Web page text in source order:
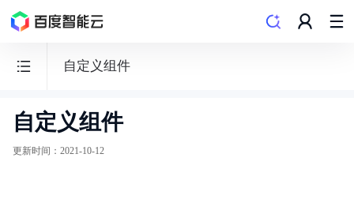
自定义组件
爱
速
自定义组件
更新时间 ： 2021-10-12